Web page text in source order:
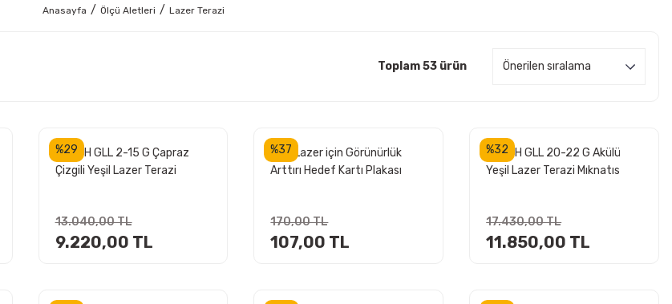
Anasayfa Ölçü Aletleri Lazer Terazi
Toplam 53 ürün
%29
BOSCH GLL 2-15 G Çapraz
Çizgili Yeşil Lazer Terazi
13.040,00 TL
9.220,00 TL
%37
ROX Lazer için Görünürlük
Arttırı Hedef Kartı Plakası
170,00 TL
107,00 TL
%32
BOSCH GLL 20-22 G Akülü
Yeşil Lazer Terazi Mıknatıs
17.430,00 TL
11.850,00 TL